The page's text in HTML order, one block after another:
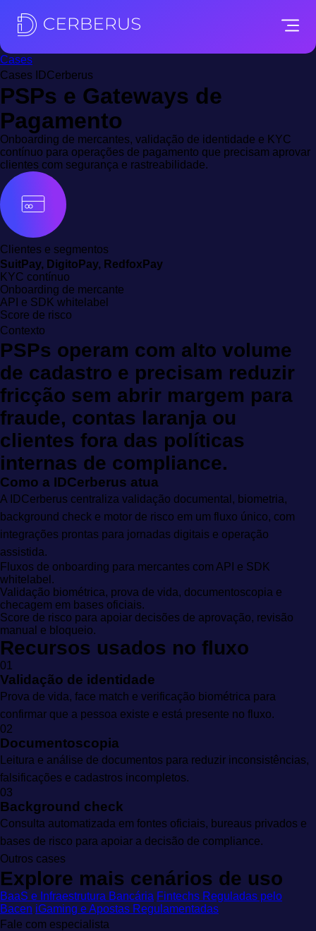
Cases
Cases IDCerberus
PSPs e Gateways de
Pagamento
Onboarding de mercantes, validação de identidade e KYC
contínuo para operações de pagamento que precisam aprovar
clientes com segurança e rastreabilidade.
Clientes e segmentos
SuitPay, DigitoPay, RedfoxPay
KYC contínuo
Onboarding de mercante
API e SDK whitelabel
Score de risco
Contexto
PSPs operam com alto volume
de cadastro e precisam reduzir
fricção sem abrir margem para
fraude, contas laranja ou
clientes fora das políticas
internas de compliance.
Como a IDCerberus atua
A IDCerberus centraliza validação documental, biometria,
background check e motor de risco em um fluxo único, com
integrações prontas para jornadas digitais e operação
assistida.
Fluxos de onboarding para mercantes com API e SDK
whitelabel.
Validação biométrica, prova de vida, documentoscopia e
checagem em bases oficiais.
Score de risco para apoiar decisões de aprovação, revisão
manual e bloqueio.
Recursos usados no fluxo
01
Validação de identidade
Prova de vida, face match e verificação biométrica para
confirmar que a pessoa existe e está presente no fluxo.
02
Documentoscopia
Leitura e análise de documentos para reduzir inconsistências,
falsificações e cadastros incompletos.
03
Background check
Consulta automatizada em fontes oficiais, bureaus privados e
bases de risco para apoiar a decisão de compliance.
Outros cases
Explore mais cenários de uso
BaaS e Infraestrutura Bancária Fintechs Reguladas pelo
Bacen iGaming e Apostas Regulamentadas
Fale com especialista